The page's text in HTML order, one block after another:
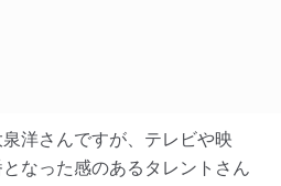
洋さんですが、テレビや映
なった感のあるタレントさん